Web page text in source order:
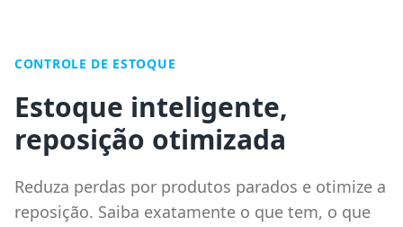
CONTROLE DE ESTOQUE
Estoque inteligente,
reposição otimizada
Reduza perdas por produtos parados e otimize a
reposição. Saiba exatamente o que tem, o que